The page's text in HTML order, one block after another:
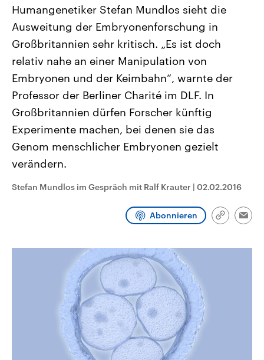
2026
Alle Informationen
Sachsen-Anhalt wählt am 6.
September 2026 einen neuen
Landtag. Seit 2021 wird das
Bundesland von einer Koalition aus
CDU, SPD und FDP regiert.-
Umfragen, Prognosen,
und Hintergründe zu den Parteien
und Kandidaten der anstehenden
Wahl.
Aktuelle Beiträge,
Hintergründe
Wirtschaftlich und
gehören die Vereinigten
den mächtigsten Ländern
mit großem Einfluss auf
aktuelle Weltgeschehen.
Sendungen Programm Podcasts
Humangenetiker Stefan Mundlos sieht die
Ausweitung der Embryonenforschung in
Großbritannien sehr kritisch. „Es ist doch
relativ nahe an einer Manipulation von
Embryonen und der Keimbahn“, warnte der
Professor der Berliner Charité im DLF. In
Großbritannien dürfen Forscher künftig
Experimente machen, bei denen sie das
Genom menschlicher Embryonen gezielt
verändern.
Stefan Mundlos im Gespräch mit Ralf Krauter | 02.02.2016
Abonnieren
Link